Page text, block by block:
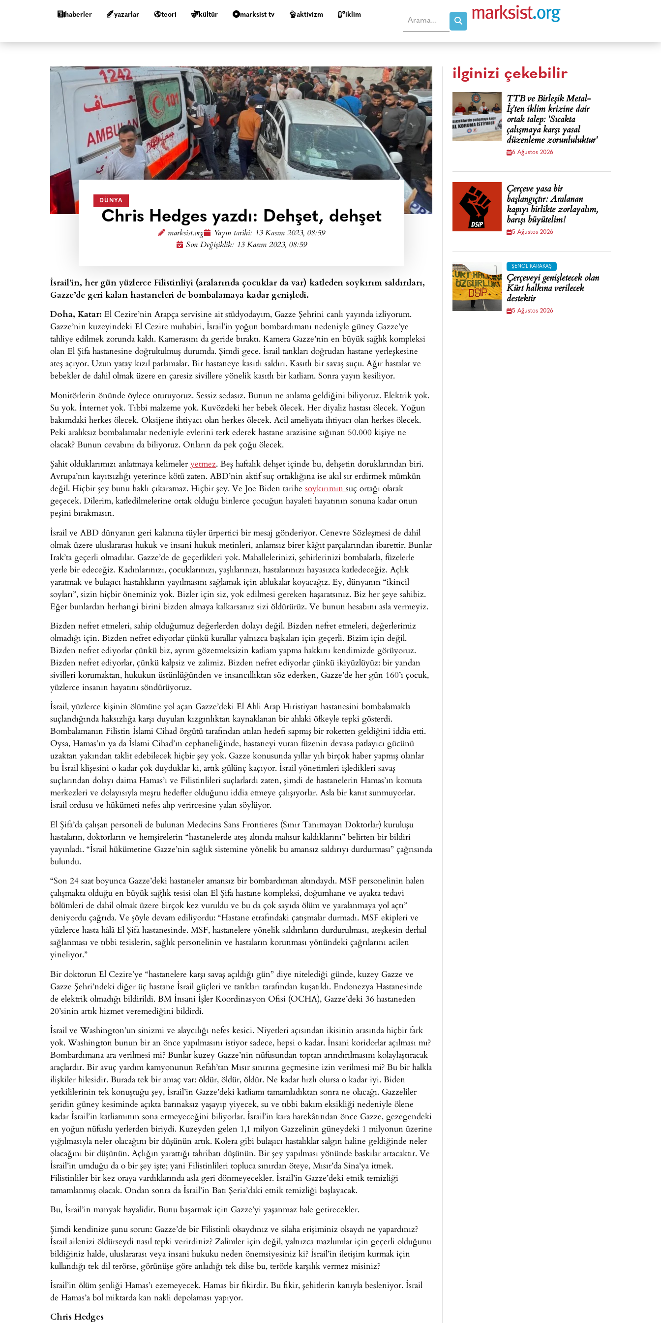
haberler yazarlar teori kültür marksist tv aktivizm i̇klim
DÜNYA
Chris Hedges yazdı: Dehşet, dehşet
marksist.org Yayın tarihi: 13 Kasım 2023, 08:59
Son Değişiklik: 13 Kasım 2023, 08:59
İsrail’in, her gün yüzlerce Filistinliyi (aralarında çocuklar da var) katleden soykırım saldırıları,
Gazze’de geri kalan hastaneleri de bombalamaya kadar genişledi.
Doha, Katar: El Cezire’nin Arapça servisine ait stüdyodayım, Gazze Şehrini canlı yayında izliyorum.
Gazze’nin kuzeyindeki El Cezire muhabiri, İsrail’in yoğun bombardımanı nedeniyle güney Gazze’ye
tahliye edilmek zorunda kaldı. Kamerasını da geride bıraktı. Kamera Gazze’nin en büyük sağlık kompleksi
olan El Şifa hastanesine doğrultulmuş durumda. Şimdi gece. İsrail tankları doğrudan hastane yerleşkesine
ateş açıyor. Uzun yatay kızıl parlamalar. Bir hastaneye kasıtlı saldırı. Kasıtlı bir savaş suçu. Ağır hastalar ve
bebekler de dahil olmak üzere en çaresiz sivillere yönelik kasıtlı bir katliam. Sonra yayın kesiliyor.
Monitörlerin önünde öylece oturuyoruz. Sessiz sedasız. Bunun ne anlama geldiğini biliyoruz. Elektrik yok.
Su yok. İnternet yok. Tıbbi malzeme yok. Kuvözdeki her bebek ölecek. Her diyaliz hastası ölecek. Yoğun
bakımdaki herkes ölecek. Oksijene ihtiyacı olan herkes ölecek. Acil ameliyata ihtiyacı olan herkes ölecek.
Peki aralıksız bombalamalar nedeniyle evlerini terk ederek hastane arazisine sığınan 50.000 kişiye ne
olacak? Bunun cevabını da biliyoruz. Onların da pek çoğu ölecek.
Şahit olduklarımızı anlatmaya kelimeler yetmez. Beş haftalık dehşet içinde bu, dehşetin doruklarından biri.
Avrupa’nın kayıtsızlığı yeterince kötü zaten. ABD’nin aktif suç ortaklığına ise akıl sır erdirmek mümkün
değil. Hiçbir şey bunu haklı çıkaramaz. Hiçbir şey. Ve Joe Biden tarihe soykırımın suç ortağı olarak
geçecek. Dilerim, katledilmelerine ortak olduğu binlerce çocuğun hayaleti hayatının sonuna kadar onun
peşini bırakmasın.
İsrail ve ABD dünyanın geri kalanına tüyler ürpertici bir mesaj gönderiyor. Cenevre Sözleşmesi de dahil
olmak üzere uluslararası hukuk ve insani hukuk metinleri, anlamsız birer kâğıt parçalarından ibarettir. Bunlar
Irak’ta geçerli olmadılar. Gazze’de de geçerlikleri yok. Mahallelerinizi, şehirlerinizi bombalarla, füzelerle
yerle bir edeceğiz. Kadınlarınızı, çocuklarınızı, yaşlılarınızı, hastalarınızı hayasızca katledeceğiz. Açlık
yaratmak ve bulaşıcı hastalıkların yayılmasını sağlamak için ablukalar koyacağız. Ey, dünyanın “ikincil
soyları”, sizin hiçbir öneminiz yok. Bizler için siz, yok edilmesi gereken haşaratsınız. Biz her şeye sahibiz.
Eğer bunlardan herhangi birini bizden almaya kalkarsanız sizi öldürürüz. Ve bunun hesabını asla vermeyiz.
Bizden nefret etmeleri, sahip olduğumuz değerlerden dolayı değil. Bizden nefret etmeleri, değerlerimiz
olmadığı için. Bizden nefret ediyorlar çünkü kurallar yalnızca başkaları için geçerli. Bizim için değil.
Bizden nefret ediyorlar çünkü biz, ayrım gözetmeksizin katliam yapma hakkını kendimizde görüyoruz.
Bizden nefret ediyorlar, çünkü kalpsiz ve zalimiz. Bizden nefret ediyorlar çünkü ikiyüzlüyüz: bir yandan
sivilleri korumaktan, hukukun üstünlüğünden ve insancıllıktan söz ederken, Gazze’de her gün 160’ı çocuk,
yüzlerce insanın hayatını söndürüyoruz.
İsrail, yüzlerce kişinin ölümüne yol açan Gazze’deki El Ahli Arap Hıristiyan hastanesini bombalamakla
suçlandığında haksızlığa karşı duyulan kızgınlıktan kaynaklanan bir ahlaki öfkeyle tepki gösterdi.
Bombalamanın Filistin İslami Cihad örgütü tarafından atılan hedefi sapmış bir roketten geldiğini iddia etti.
Oysa, Hamas’ın ya da İslami Cihad’ın cephaneliğinde, hastaneyi vuran füzenin devasa patlayıcı gücünü
uzaktan yakından taklit edebilecek hiçbir şey yok. Gazze konusunda yıllar yılı birçok haber yapmış olanlar
bu İsrail klişesini o kadar çok duyduklar ki, artık gülünç kaçıyor. İsrail yönetimleri işledikleri savaş
suçlarından dolayı daima Hamas’ı ve Filistinlileri suçlarlardı zaten, şimdi de hastanelerin Hamas’ın komuta
merkezleri ve dolayısıyla meşru hedefler olduğunu iddia etmeye çalışıyorlar. Asla bir kanıt sunmuyorlar.
İsrail ordusu ve hükümeti nefes alıp verircesine yalan söylüyor.
El Şifa’da çalışan personeli de bulunan Medecins Sans Frontieres (Sınır Tanımayan Doktorlar) kuruluşu
hastaların, doktorların ve hemşirelerin “hastanelerde ateş altında mahsur kaldıklarını” belirten bir bildiri
yayınladı. “İsrail hükümetine Gazze’nin sağlık sistemine yönelik bu amansız saldırıyı durdurması” çağrısında
bulundu.
“Son 24 saat boyunca Gazze’deki hastaneler amansız bir bombardıman altındaydı. MSF personelinin halen
çalışmakta olduğu en büyük sağlık tesisi olan El Şifa hastane kompleksi, doğumhane ve ayakta tedavi
bölümleri de dahil olmak üzere birçok kez vuruldu ve bu da çok sayıda ölüm ve yaralanmaya yol açtı”
deniyordu çağrıda. Ve şöyle devam ediliyordu: “Hastane etrafındaki çatışmalar durmadı. MSF ekipleri ve
yüzlerce hasta hâlâ El Şifa hastanesinde. MSF, hastanelere yönelik saldırıların durdurulması, ateşkesin derhal
sağlanması ve tıbbi tesislerin, sağlık personelinin ve hastaların korunması yönündeki çağrılarını acilen
yineliyor.”
Bir doktorun El Cezire’ye “hastanelere karşı savaş açıldığı gün” diye nitelediği günde, kuzey Gazze ve
Gazze Şehri’ndeki diğer üç hastane İsrail güçleri ve tankları tarafından kuşatıldı. Endonezya Hastanesinde
de elektrik olmadığı bildirildi. BM İnsani İşler Koordinasyon Ofisi (OCHA), Gazze’deki 36 hastaneden
20’sinin artık hizmet veremediğini bildirdi.
İsrail ve Washington’un sinizmi ve alaycılığı nefes kesici. Niyetleri açısından ikisinin arasında hiçbir fark
yok. Washington bunun bir an önce yapılmasını istiyor sadece, hepsi o kadar. İnsani koridorlar açılması mı?
Bombardımana ara verilmesi mi? Bunlar kuzey Gazze’nin nüfusundan toptan arındırılmasını kolaylaştıracak
araçlardır. Bir avuç yardım kamyonunun Refah’tan Mısır sınırına geçmesine izin verilmesi mi? Bu bir halkla
ilişkiler hilesidir. Burada tek bir amaç var: öldür, öldür, öldür. Ne kadar hızlı olursa o kadar iyi. Biden
yetkililerinin tek konuştuğu şey, İsrail’in Gazze’deki katliamı tamamladıktan sonra ne olacağı. Gazzeliler
şeridin güney kesiminde açıkta barınaksız yaşayıp yiyecek, su ve tıbbi bakım eksikliği nedeniyle ölene
kadar İsrail’in katliamının sona ermeyeceğini biliyorlar. İsrail’in kara harekâtından önce Gazze, gezegendeki
en yoğun nüfuslu yerlerden biriydi. Kuzeyden gelen 1,1 milyon Gazzelinin güneydeki 1 milyonun üzerine
yığılmasıyla neler olacağını bir düşünün artık. Kolera gibi bulaşıcı hastalıklar salgın haline geldiğinde neler
olacağını bir düşünün. Açlığın yarattığı tahribatı düşünün. Bir şey yapılması yönünde baskılar artacaktır. Ve
İsrail’in umduğu da o bir şey işte; yani Filistinlileri topluca sınırdan öteye, Mısır’da Sina’ya itmek.
Filistinliler bir kez oraya vardıklarında asla geri dönmeyecekler. İsrail’in Gazze’deki etnik temizliği
tamamlanmış olacak. Ondan sonra da İsrail’in Batı Şeria’daki etnik temizliği başlayacak.
Bu, İsrail’in manyak hayalidir. Bunu başarmak için Gazze’yi yaşanmaz hale getirecekler.
Şimdi kendinize şunu sorun: Gazze’de bir Filistinli olsaydınız ve silaha erişiminiz olsaydı ne yapardınız?
İsrail ailenizi öldürseydi nasıl tepki verirdiniz? Zalimler için değil, yalnızca mazlumlar için geçerli olduğunu
bildiğiniz halde, uluslararası veya insani hukuku neden önemsiyesiniz ki? İsrail’in iletişim kurmak için
kullandığı tek dil terörse, görünüşe göre anladığı tek dilse bu, terörle karşılık vermez misiniz?
İsrail’in ölüm şenliği Hamas’ı ezemeyecek. Hamas bir fikirdir. Bu fikir, şehitlerin kanıyla besleniyor. İsrail
de Hamas’a bol miktarda kan nakli depolaması yapıyor.
Chris Hedges
ilginizi çekebilir
TTB ve Birleşik Metal-
İş'ten iklim krizine dair
ortak talep: 'Sıcakta
çalışmaya karşı yasal
düzenleme zorunluluktur'
6 Ağustos 2026
Çerçeve yasa bir
başlangıçtır: Aralanan
kapıyı birlikte zorlayalım,
barışı büyütelim!
5 Ağustos 2026
ŞENOL KARAKAŞ
Çerçeveyi genişletecek olan
Kürt halkına verilecek
destektir
5 Ağustos 2026